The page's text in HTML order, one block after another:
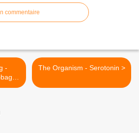
commentaire
The Organism - Serotonin >